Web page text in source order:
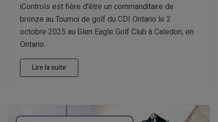
iControls est fière d'être un commanditaire de
bronze au Tournoi de golf du CDI Ontario le 2
octobre 2025 au Glen Eagle Golf Club à Caledon, en
Ontario.
Lire la suite